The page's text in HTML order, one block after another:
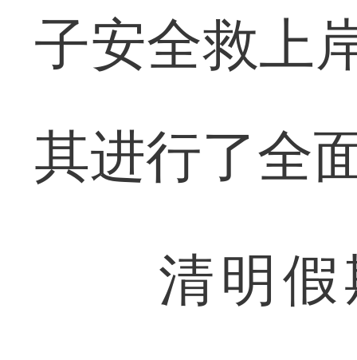
子安全救上
其进行了全
清明假期